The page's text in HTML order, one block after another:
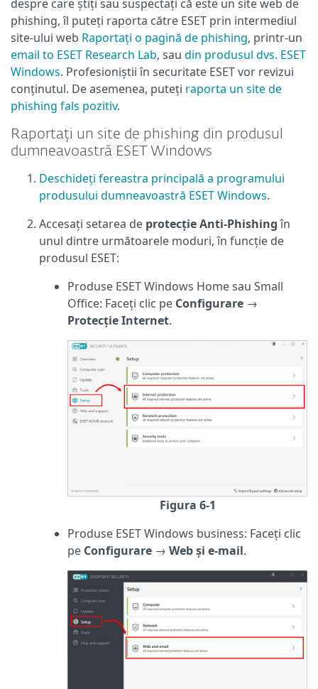
despre care știți sau suspectați că este un site web de
phishing, îl puteți raporta către ESET prin intermediul
site-ului web Raportați o pagină de phishing, printr-un
email to ESET Research Lab, sau din produsul dvs. ESET
Windows. Profesioniștii în securitate ESET vor revizui
conținutul. De asemenea, puteți raporta un site de
phishing fals pozitiv.
Raportați un site de phishing din produsul
dumneavoastră ESET Windows
Deschideți fereastra principală a programului
produsului dumneavoastră ESET Windows.
Accesați setarea de protecție Anti-Phishingîn
unul dintre următoarele moduri, în funcție de
produsul ESET:
Produse ESET Windows Home sau Small
Office: Faceți clic pe Configurare →
Protecție Internet.
Figura 6-1
Produse ESET Windows business: Faceți clic
pe Configurare → Web și e-mail.